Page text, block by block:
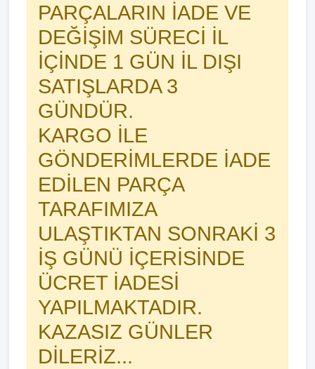
PARÇALARIN İADE VE
DEĞİŞİM SÜRECİ İL
İÇİNDE 1 GÜN İL DIŞI
SATIŞLARDA 3
GÜNDÜR.
KARGO İLE
GÖNDERİMLERDE İADE
EDİLEN PARÇA
TARAFIMIZA
ULAŞTIKTAN SONRAKİ 3
İŞ GÜNÜ İÇERİSİNDE
ÜCRET İADESİ
YAPILMAKTADIR.
KAZASIZ GÜNLER
DİLERİZ...